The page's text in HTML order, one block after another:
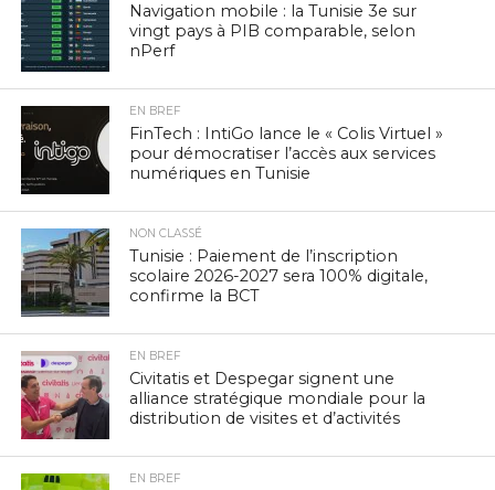
Navigation mobile : la Tunisie 3e sur
vingt pays à PIB comparable, selon
nPerf
EN BREF
FinTech : IntiGo lance le « Colis Virtuel »
pour démocratiser l’accès aux services
numériques en Tunisie
NON CLASSÉ
Tunisie : Paiement de l’inscription
scolaire 2026-2027 sera 100% digitale,
confirme la BCT
EN BREF
Civitatis et Despegar signent une
alliance stratégique mondiale pour la
distribution de visites et d’activités
EN BREF